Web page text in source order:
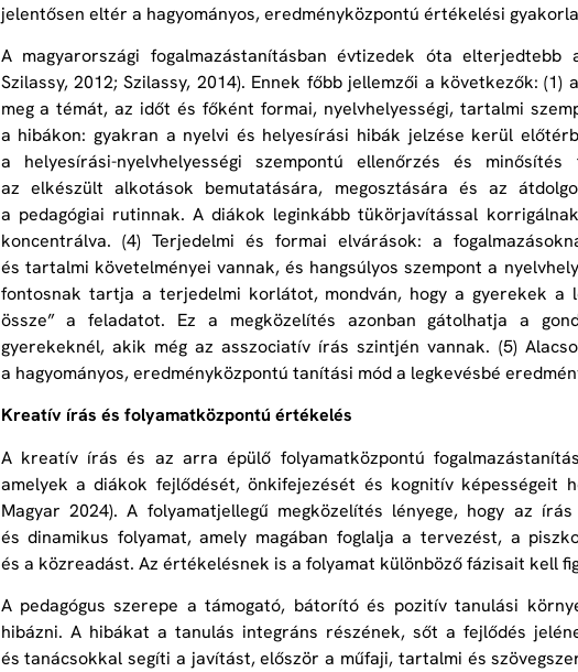
jelentősen eltér a hagyományos, eredményközpontú értékelési
A magyarországi fogalmazástanításban évtizedek óta elterjedtebb
Szilassy, 2012; Szilassy, 2014). Ennek főbb jellemzői a következők:
meg a témát, az időt és főként formai, nyelvhelyességi, tartalmi
a hibákon: gyakran a nyelvi és helyesírási hibák jelzése kerül
a helyesírási-nyelvhelyességi szempontú ellenőrzés és
az elkészült alkotások bemutatására, megosztására és az
a pedagógiai rutinnak. A diákok leginkább tükörjavítással
koncentrálva. (4) Terjedelmi és formai elvárások: a
és tartalmi követelményei vannak, és hangsúlyos szempont a
fontosnak tartja a terjedelmi korlátot, mondván, hogy a gyerekek a
össze” a feladatot. Ez a megközelítés azonban gátolhatja a
gyerekeknél, akik még az asszociatív írás szintjén vannak. (5)
a hagyományos, eredményközpontú tanítási mód a legkevésbé
Kreatív írás és folyamatközpontú értékelés
A kreatív írás és az arra épülő folyamatközpontú
amelyek a diákok fejlődését, önkifejezését és kognitív képességeit
Magyar 2024). A folyamatjellegű megközelítés lényege, hogy az
és dinamikus folyamat, amely magában foglalja a tervezést, a
és a közreadást. Az értékelésnek is a folyamat különböző fázisait kell
A pedagógus szerepe a támogató, bátorító és pozitív tanulási
hibázni. A hibákat a tanulás integráns részének, sőt a fejlődés
és tanácsokkal segíti a javítást, először a műfaji, tartalmi és